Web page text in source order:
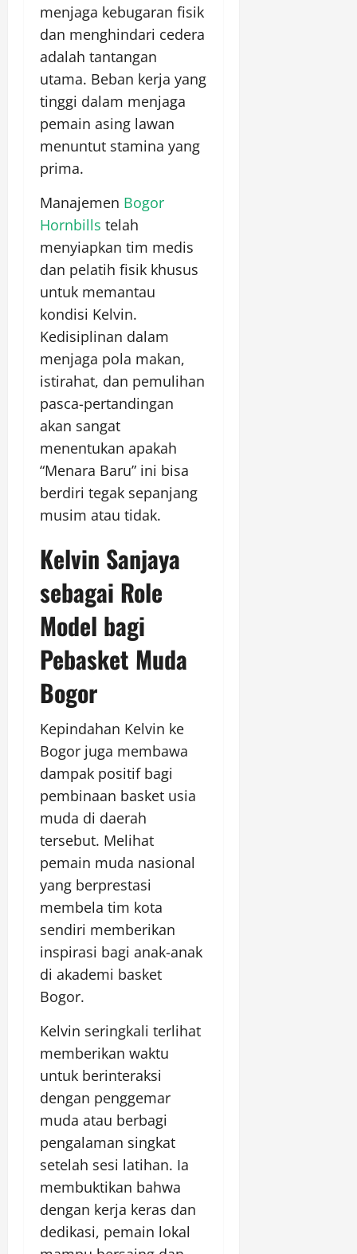
menjaga kebugaran fisik
dan menghindari cedera
adalah tantangan
utama. Beban kerja yang
tinggi dalam menjaga
pemain asing lawan
menuntut stamina yang
prima.
Manajemen Bogor
Hornbills telah
menyiapkan tim medis
dan pelatih fisik khusus
untuk memantau
kondisi Kelvin.
Kedisiplinan dalam
menjaga pola makan,
istirahat, dan pemulihan
pasca-pertandingan
akan sangat
menentukan apakah
“Menara Baru” ini bisa
berdiri tegak sepanjang
musim atau tidak.
Kelvin Sanjaya
sebagai Role
Model bagi
Pebasket Muda
Bogor
Kepindahan Kelvin ke
Bogor juga membawa
dampak positif bagi
pembinaan basket usia
muda di daerah
tersebut. Melihat
pemain muda nasional
yang berprestasi
membela tim kota
sendiri memberikan
inspirasi bagi anak-anak
di akademi basket
Bogor.
Kelvin seringkali terlihat
memberikan waktu
untuk berinteraksi
dengan penggemar
muda atau berbagi
pengalaman singkat
setelah sesi latihan. Ia
membuktikan bahwa
dengan kerja keras dan
dedikasi, pemain lokal